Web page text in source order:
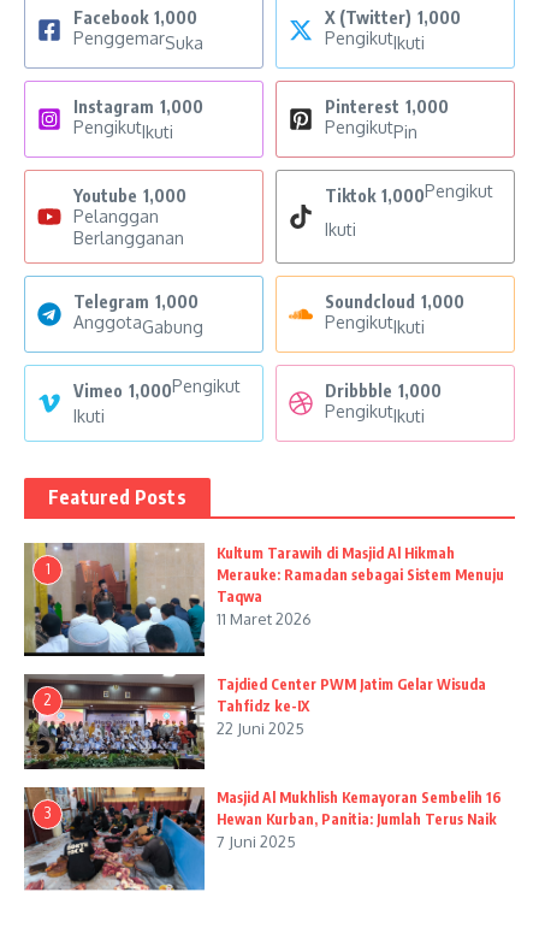
Facebook 1,000
PenggemarSuka
X (Twitter) 1,000
PengikutIkuti
Instagram 1,000
PengikutIkuti
Pinterest 1,000
PengikutPin
Youtube 1,000
Pelanggan
Berlangganan
Tiktok 1,000Pengikut
Ikuti
Telegram 1,000
AnggotaGabung
Soundcloud 1,000
PengikutIkuti
Vimeo 1,000Pengikut
Ikuti
Dribbble 1,000
PengikutIkuti
Featured Posts
1
Kultum Tarawih di Masjid Al Hikmah
Merauke: Ramadan sebagai Sistem Menuju
Taqwa
11 Maret 2026
2
Tajdied Center PWM Jatim Gelar Wisuda
Tahfidz ke-IX
22 Juni 2025
3
Masjid Al Mukhlish Kemayoran Sembelih 16
Hewan Kurban, Panitia: Jumlah Terus Naik
7 Juni 2025